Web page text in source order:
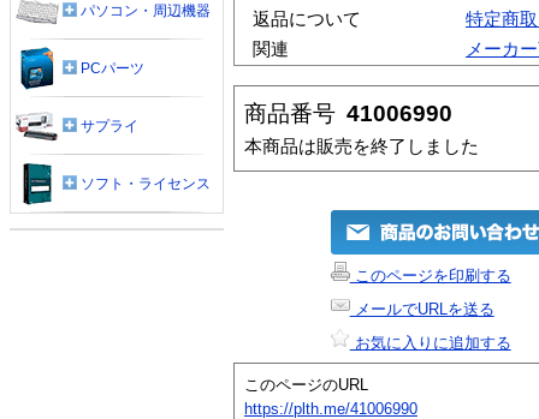
返品について
特定商
関連
メーカ
商品番号 41006990
本商品は販売を終了しました
このページを印刷する
メールでURLを送る
お気に入りに追加する
このページのURL
https://plth.me/41006990
パソコン・周辺機器
PCパーツ
サプライ
ソフト・ライセンス